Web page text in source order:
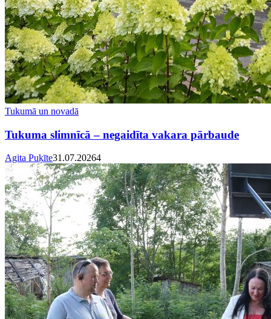
Tukumā un novadā
Tukuma slimnīcā – negaidīta vakara pārbaude
Agita Puķīte31.07.20264